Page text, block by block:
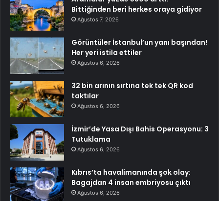
Bittiğinden beri herkes oraya gidiyor
Ağustos 7, 2026
Görüntüler İstanbul’un yanı başından!
Her yeri istila ettiler
Ağustos 6, 2026
32 bin arının sırtına tek tek QR kod
taktılar
Ağustos 6, 2026
İzmir’de Yasa Dışı Bahis Operasyonu: 3
Tutuklama
Ağustos 6, 2026
Kıbrıs’ta havalimanında şok olay:
Bagajdan 4 insan embriyosu çıktı
Ağustos 6, 2026